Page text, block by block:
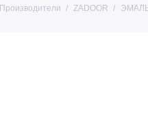
Производители ZADOOR